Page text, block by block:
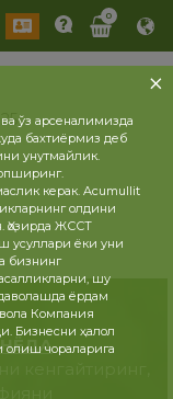
0
кенгайтиринг,
ўз арсеналимизда
бахтиёрмиз деб
унутмайлик.
керак. Acumullit
олдини
Ҳозирда ЖССТ
усуллари ёки уни
бизнинг
шу
ёрдам
Компания
Бизнесни ҳалол
олиш чораларига